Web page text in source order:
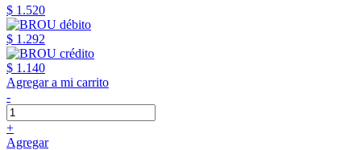
$ 1.520
$ 1.292
$ 1.140
Agregar a mi carrito
-
+
Agregar